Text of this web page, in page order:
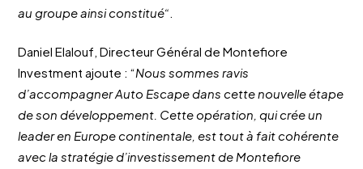
au groupe ainsi constitué“.
Daniel Elalouf, Directeur Général de Montefiore
Investment ajoute : “Nous sommes ravis
d’accompagner Auto Escape dans cette nouvelle étape
de son développement. Cette opération, qui crée un
leader en Europe continentale, est tout à fait cohérente
avec la stratégie d’investissement de Montefiore